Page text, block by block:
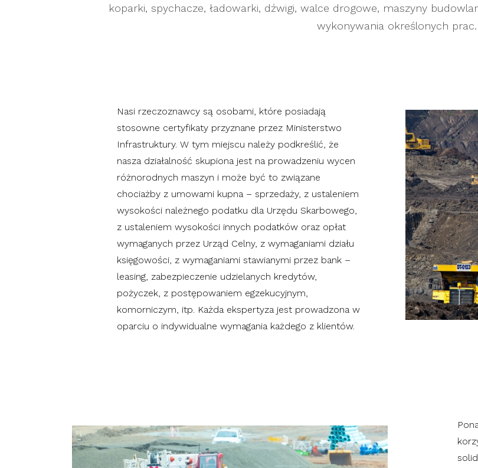
koparki, spychacze, ładowarki, dźwigi, walce drogowe, maszyny
wykonywania określonych prac.
Nasi rzeczoznawcy są osobami, które posiadają
stosowne certyfikaty przyznane przez Ministerstwo
Infrastruktury. W tym miejscu należy podkreślić, że
nasza działalność skupiona jest na prowadzeniu wycen
różnorodnych maszyn i może być to związane
chociażby z umowami kupna – sprzedaży, z ustaleniem
wysokości należnego podatku dla Urzędu Skarbowego,
z ustaleniem wysokości innych podatków oraz opłat
wymaganych przez Urząd Celny, z wymaganiami działu
księgowości, z wymaganiami stawianymi przez bank –
leasing, zabezpieczenie udzielanych kredytów,
pożyczek, z postępowaniem egzekucyjnym,
komorniczym, itp. Każda ekspertyza jest prowadzona w
oparciu o indywidualne wymagania każdego z klientów.